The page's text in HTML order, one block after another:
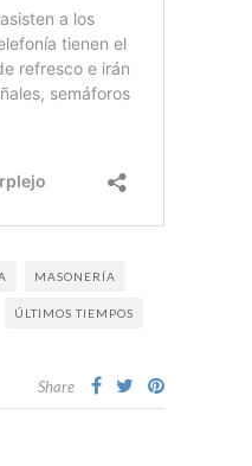
MASONERÍA
ÚLTIMOS TIEMPOS
Share